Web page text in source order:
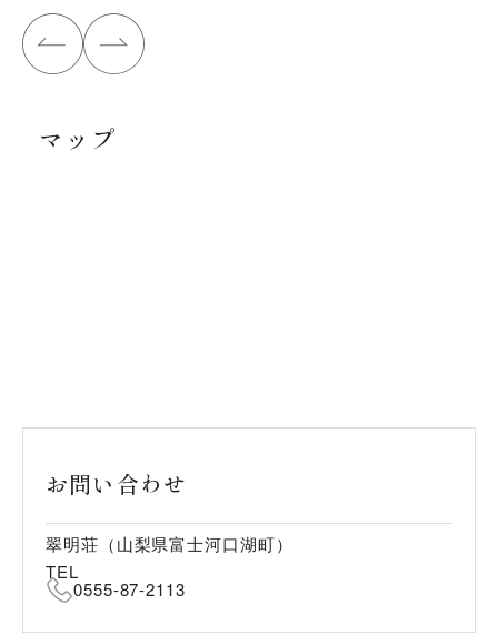
マップ
お問い合わせ
翠明荘（山梨県富士河口湖町）
TEL
0555-87-2113